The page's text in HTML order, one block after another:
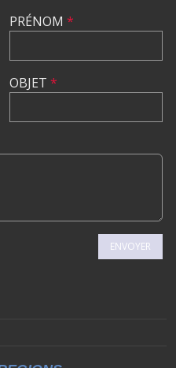
PRÉNOM *
OBJET *
ENVOYER